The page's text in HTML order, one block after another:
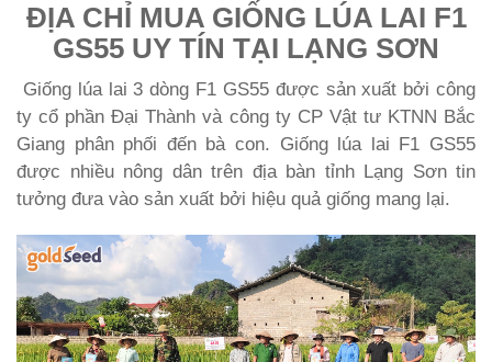
ĐỊA CHỈ MUA GIỐNG LÚA LAI F1
GS55 UY TÍN TẠI LẠNG SƠN
Giống lúa lai 3 dòng F1 GS55 được sản xuất bởi công
ty cổ phần Đại Thành và công ty CP Vật tư KTNN Bắc
Giang phân phối đến bà con. Giống lúa lai F1 GS55
được nhiều nông dân trên địa bàn tỉnh Lạng Sơn tin
tưởng đưa vào sản xuất bởi hiệu quả giống mang lại.